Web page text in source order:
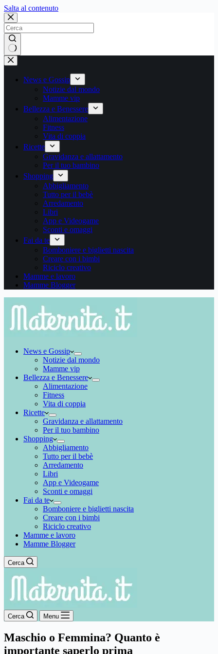
Salta al contenutoSalta
contenuto
Nessun
risultato
News e Gossip
Notizie dal mondo
Mamme vip
Bellezza e Benessere
Alimentazione
Fitness
Vita di coppia
Ricette
Gravidanza e allattamento
Per il tuo bambino
Shopping
Abbigliamento
Tutto per il bebè
Arredamento
Libri
App e Videogame
Sconti e omaggi
Fai da te
Bomboniere e biglietti nascita
Creare con i bimbi
Riciclo creativo
Mamme e lavoro
Mamme Blogger
News e Gossip
Notizie dal mondo
Mamme vip
Bellezza e Benessere
Alimentazione
Fitness
Vita di coppia
Ricette
Gravidanza e allattamento
Per il tuo bambino
Shopping
Abbigliamento
Tutto per il bebè
Arredamento
Libri
App e Videogame
Sconti e omaggi
Fai da te
Bomboniere e biglietti nascita
Creare con i bimbi
Riciclo creativo
Mamme e lavoro
Mamme Blogger
Cerca
Cerca Menu
Maschio o Femmina? Quanto è
importante saperlo prima